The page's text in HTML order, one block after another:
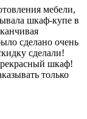
мебели,
шкаф-купе в
сделано очень
сделали!
шкаф!
только